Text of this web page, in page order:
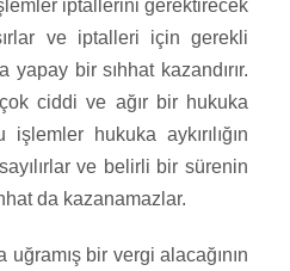
iptallerini gerektirecek
ve iptalleri için gerekli
bir sıhhat kazandırır.
ciddi ve ağır bir hukuka
işlemler hukuka aykırılığın
ve belirli bir sürenin
da kazanamazlar.
uğramış bir vergi alacağının